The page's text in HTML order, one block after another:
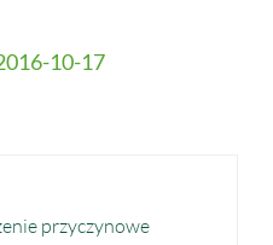
10-17
przyczynowe